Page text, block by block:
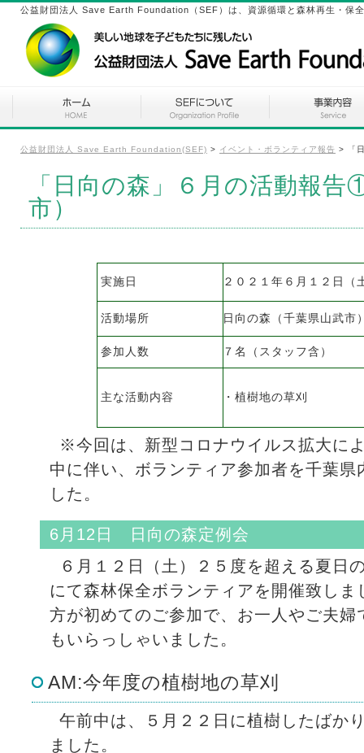
公益財団法人 Save Earth Foundation（SEF）は、資源循環と森林再生・保
公益財団法人 Save Earth Foundation(SEF) > イベント・ボランティア報告 > 「
「日向の森」６月の活動報
市）
実施日 ２０２１年６月１２日（
活動場所 日向の森（千葉県山武市
参加人数 ７名（スタッフ含）
主な活動内容 ・植樹地の草刈
※今回は、新型コロナウイルス拡大に
中に伴い、ボランティア参加者を千葉県
した。
6月12日 日向の森定例会
６月１２日（土）２５度を超える夏日
にて森林保全ボランティアを開催致し
方が初めてのご参加で、お一人やご夫婦
もいらっしゃいました。
AM:今年度の植樹地の草刈
午前中は、５月２２日に植樹したばか
ました。